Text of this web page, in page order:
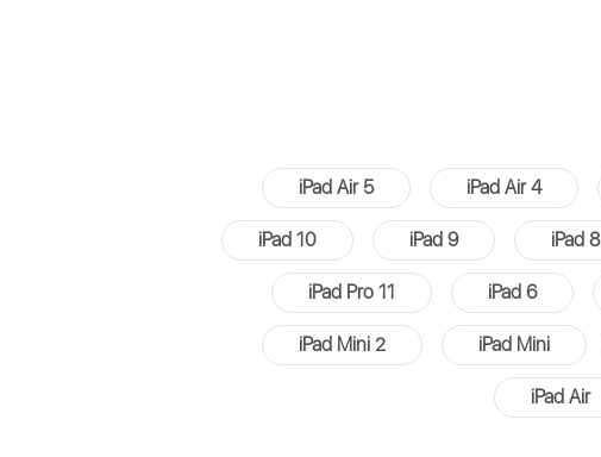
iPad Air 5 iPad Air 4
iPad 10 iPad 9 iPad 8
iPad Pro 11 iPad 6
iPad Mini 2 iPad Mini
iPad Air